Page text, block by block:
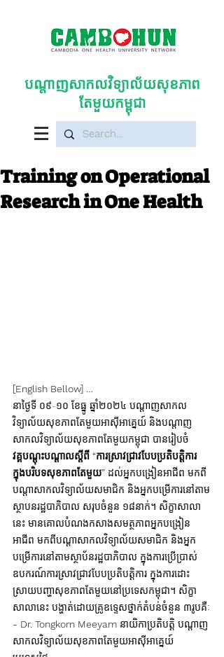
បណ្តាញសាកលវិទ្យាល័យសុខភាព
តែមួយកម្ពុជា
Training on Operational
Research in One Health
[English Bellow] …
នាថ្ងៃទី ០៩-១០ ខែធ្នូ ឆ្នាំ២០២៤ បណ្តាញសាកល
វិទ្យាល័យសុខភាពតែមួយអាស៊ីអាគ្នេយ៍ និងបណ្តាញ
សាកលវិទ្យាល័យសុខភាពតែមួយកម្ពុជា បានរៀបចំ
វគ្គបណ្តុះបណ្តាលស្តីពី “ការស្រាវជ្រាវបែបប្រតិបត្តិការ
ក្នុងបរិបទសុខភាពតែមួយ” ដល់អ្នកបង្រៀនអាជីព មកពី
បណ្តាសាកលវិទ្យាល័យសមាជិក និងអ្នកបម្រើការនៅតាម
ស្ថាបនរដ្ឋបាភិបាល សរុបចំនួន ១៨នាក់។ សិក្ខាសាលា
នេះ មានគោលបំណងកសាងសមត្ថភាពអ្នកបង្រៀន
អាជីព មកពីបណ្តាសាកលវិទ្យាល័យសមាជិក និងអ្នក
បម្រើការនៅតាមស្ថាប័នរដ្ឋបាភិបាល ក្នុងការប្រើប្រាស់
ឧបករណ៍ការស្រាវជ្រាវបែបប្រតិបត្តិការ ក្នុងការដោះ
ស្រាយបញ្ហាសុខភាពតែមួយនៅប្រទេសកម្ពុជា។ សិក្ខា
សាលានេះ បង្ហាត់ដោយគ្រូឧទ្ទេសថ្នាក់តំបន់ចំនួន ៣រូបគឺៈ
- Dr. Tongkorn Meeyam នាយិកាប្រតិបត្តិ បណ្តាញ
សាកលវិទ្យាល័យសុខភាពតែមួយអាស៊ីអាគ្នេយ៍